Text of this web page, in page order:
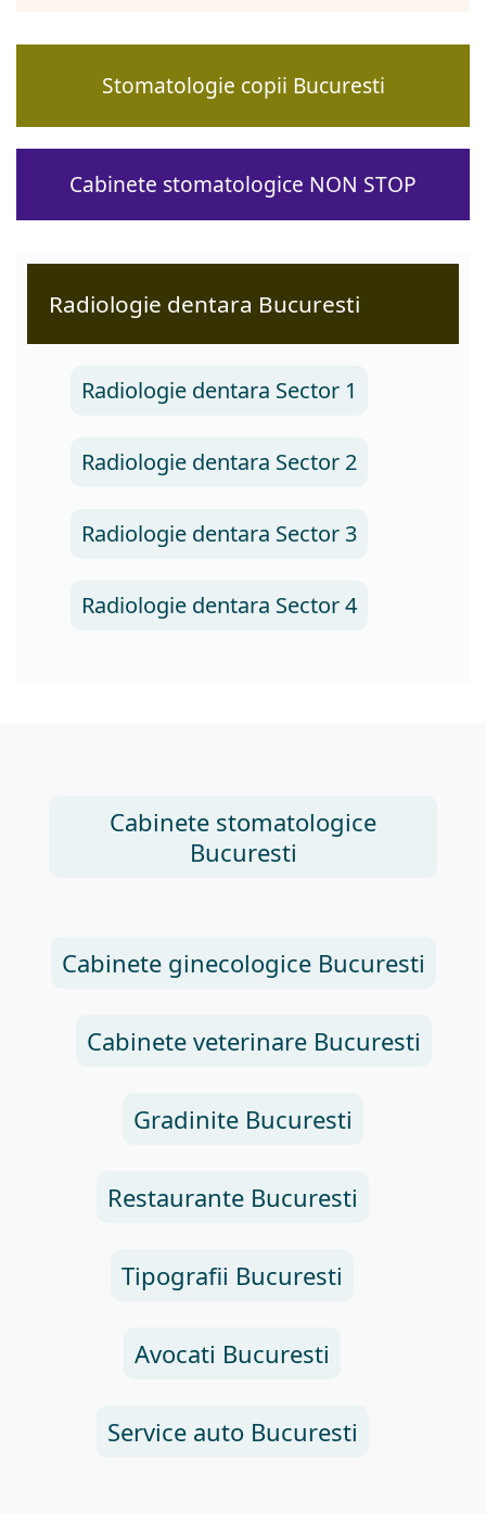
Stomatologie copii Bucuresti
Cabinete stomatologice NON STOP
Radiologie dentara Bucuresti
Radiologie dentara Sector 1
Radiologie dentara Sector 2
Radiologie dentara Sector 3
Radiologie dentara Sector 4
Cabinete stomatologice
Bucuresti
Cabinete ginecologice Bucuresti
Cabinete veterinare Bucuresti
Gradinite Bucuresti
Restaurante Bucuresti
Tipografii Bucuresti
Avocati Bucuresti
Service auto Bucuresti